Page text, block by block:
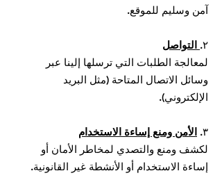
آمن وسليم للموقع.
٢. التواصل
لمعالجة الطلبات التي ترسلها إلينا عبر
وسائل الاتصال المتاحة (مثل البريد
الإلكتروني).
٣. الأمن ومنع إساءة الاستخدام
لكشف ومنع والتصدي لمخاطر الأمان أو
إساءة الاستخدام أو الأنشطة غير القانونية.